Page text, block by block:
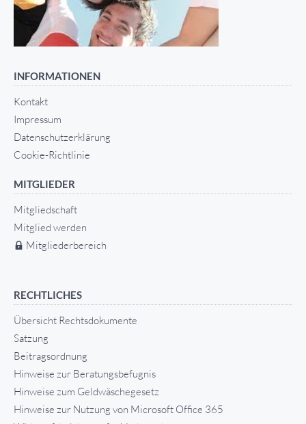
INFORMATIONEN
Kontakt
Impressum
Datenschutzerklärung
Cookie-Richtlinie
MITGLIEDER
Mitgliedschaft
Mitglied werden
Mitgliederbereich
RECHTLICHES
Übersicht Rechtsdokumente
Satzung
Beitragsordnung
Hinweise zur Beratungsbefugnis
Hinweise zum Geldwäschegesetz
Hinweise zur Nutzung von Microsoft Office 365